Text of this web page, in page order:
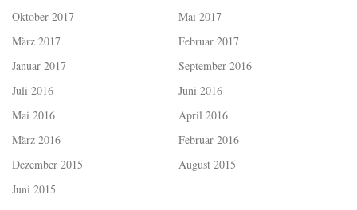
Oktober 2017
Mai 2017
März 2017
Februar 2017
Januar 2017
September 2016
Juli 2016
Juni 2016
Mai 2016
April 2016
März 2016
Februar 2016
Dezember 2015
August 2015
Juni 2015